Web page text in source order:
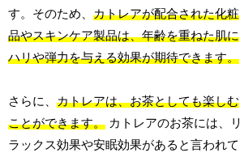
す。そのため、カトレアが配合された化粧
品やスキンケア製品は、年齢を重ねた肌に
ハリや弾力を与える効果が期待できます。
さらに、カトレアは、お茶としても楽しむ
ことができます。 カトレアのお茶には、リ
ラックス効果や安眠効果があると言われて